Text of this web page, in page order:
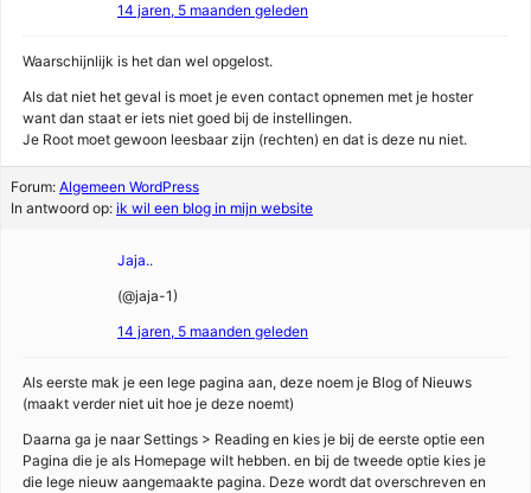
14 jaren, 5 maanden geleden
Waarschijnlijk is het dan wel opgelost.
Als dat niet het geval is moet je even contact opnemen met je hoster
want dan staat er iets niet goed bij de instellingen.
Je Root moet gewoon leesbaar zijn (rechten) en dat is deze nu niet.
Forum: Algemeen WordPress
In antwoord op: ik wil een blog in mijn website
Jaja..
(@jaja-1)
14 jaren, 5 maanden geleden
Als eerste mak je een lege pagina aan, deze noem je Blog of Nieuws
(maakt verder niet uit hoe je deze noemt)
Daarna ga je naar Settings > Reading en kies je bij de eerste optie een
Pagina die je als Homepage wilt hebben. en bij de tweede optie kies je
die lege nieuw aangemaakte pagina. Deze wordt dat overschreven en